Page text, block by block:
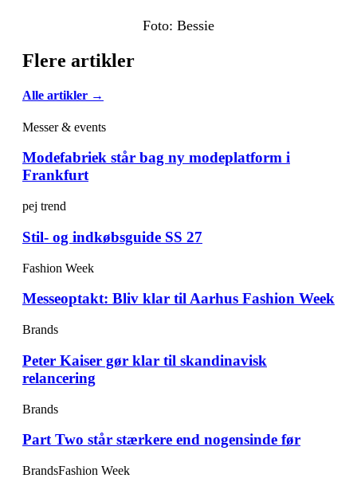
Foto: Bessie
Flere artikler
Alle artikler →
Messer & events
Modefabriek står bag ny modeplatform i
Frankfurt
pej trend
Stil- og indkøbsguide SS 27
Fashion Week
Messeoptakt: Bliv klar til Aarhus Fashion Week
Brands
Peter Kaiser gør klar til skandinavisk
relancering
Brands
Part Two står stærkere end nogensinde før
BrandsFashion Week